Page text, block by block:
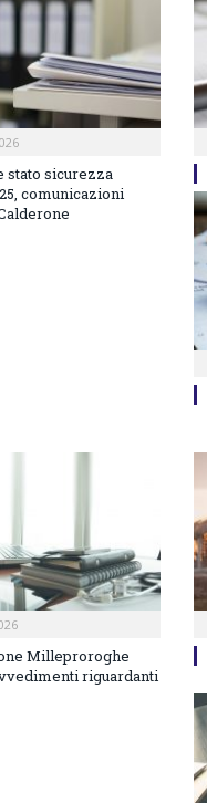
stato sicurezza
comunicazioni
Milleproroghe
riguardanti